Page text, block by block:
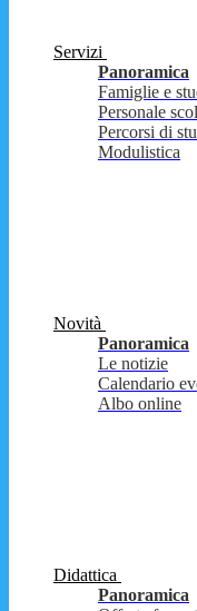
Servizi
Panoramica
Famiglie e
Personale
Percorsi di
Modulistica
Novità
Panoramica
Le notizie
Calendario
Albo online
Didattica
Panoramica